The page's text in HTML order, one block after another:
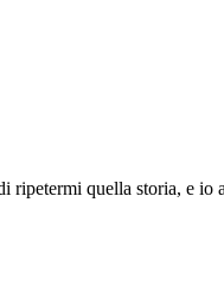
quella storia, e